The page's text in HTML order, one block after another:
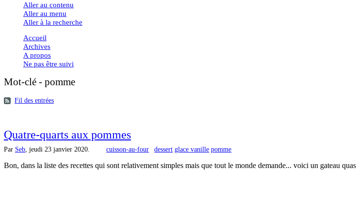
Aller au contenu
Aller au menu
Aller à la recherche
Accueil
Archives
A propos
Ne pas être suivi
Mot-clé - pomme
Fil des entrées
Quatre-quarts aux pommes
Par Seb, jeudi 23 janvier 2020. cuisson-au-four dessert glace vanille pomme
Bon, dans la liste des recettes qui sont relativement simples mais que tout le monde demande... voici un gateau